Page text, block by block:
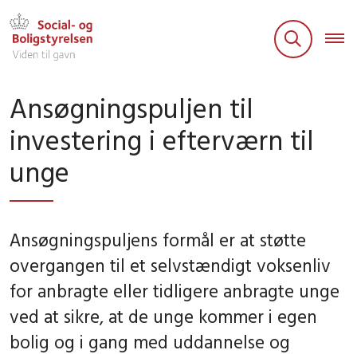
Ansøgningspuljen til
investering i efterværn til
unge
Ansøgningspuljens formål er at støtte
overgangen til et selvstændigt voksenliv
for anbragte eller tidligere anbragte unge
ved at sikre, at de unge kommer i egen
bolig og i gang med uddannelse og